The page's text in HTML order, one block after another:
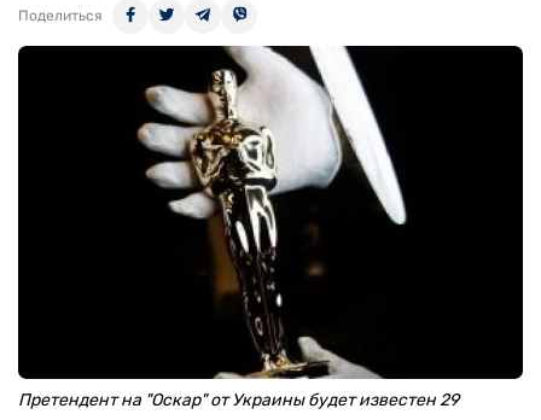
Поделиться
Претендент на "Оскар" от Украины будет известен 29